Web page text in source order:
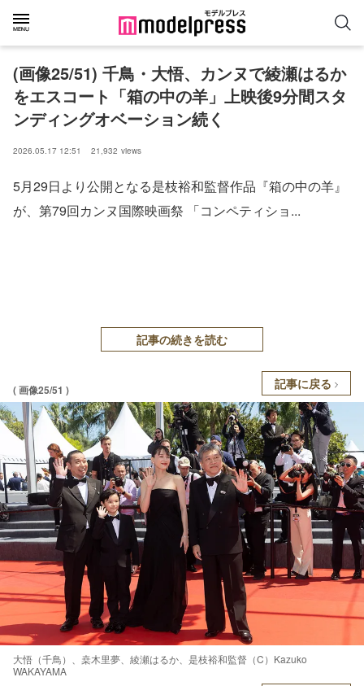
(画像25/51) 千鳥・大悟、カンヌで綾瀬はるか
をエスコート「箱の中の羊」上映後9分間スタ
ンディングオベーション続く
2026.05.17 12:51 21,932 views
5月29日より公開となる是枝裕和監督作品『箱の中の羊』
が、第79回カンヌ国際映画祭 「コンペティショ...
記事の続きを読む
( 画像25/51 ) 記事に戻る
大悟（千鳥）、桒木里夢、綾瀬はるか、是枝裕和監督（C）Kazuko
WAKAYAMA